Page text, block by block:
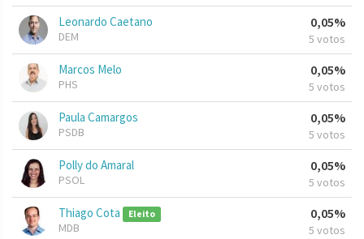
Leonardo Caetano
DEM
0,05%
5 votos
Marcos Melo
PHS
0,05%
5 votos
Paula Camargos
PSDB
0,05%
5 votos
Polly do Amaral
PSOL
0,05%
5 votos
Thiago Cota Eleito
MDB
0,05%
5 votos